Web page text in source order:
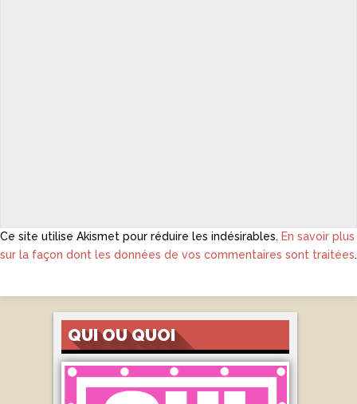
Ce site utilise Akismet pour réduire les indésirables. En savoir plus
sur la façon dont les données de vos commentaires sont traitées.
QUI OU QUOI